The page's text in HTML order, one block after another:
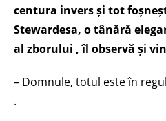
centura invers și tot
Stewardesa, o tânără
al zborului , îl observă și
– Domnule, totul este în
.